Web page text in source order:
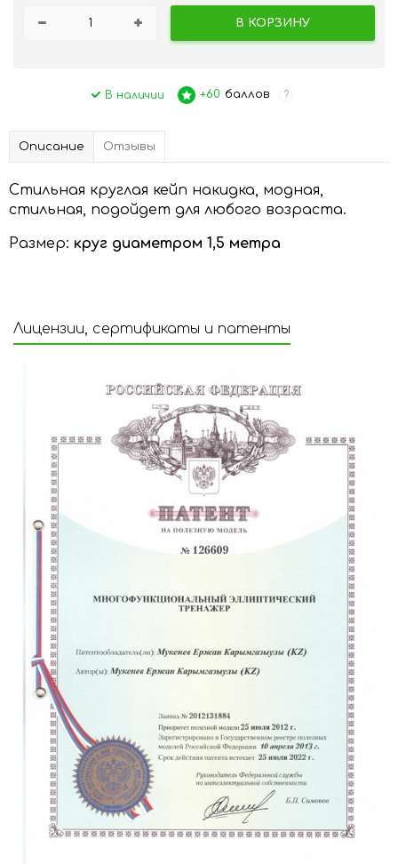
В КОРЗИНУ
+60 баллов ?
В наличии
Описание Отзывы
Стильная круглая кейп накидка, модная,
стильная, подойдет для любого возраста.
Размер: круг диаметром 1,5 метра
Лицензии, сертификаты и патенты